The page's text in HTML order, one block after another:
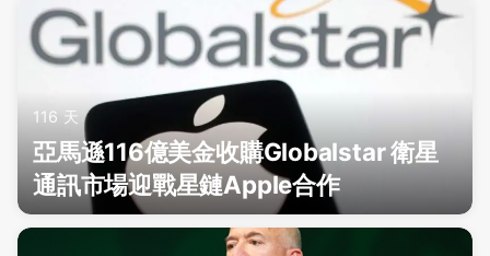
116 天
亞馬遜116億美金收購Globalstar 衛星
通訊市場迎戰星鏈Apple合作